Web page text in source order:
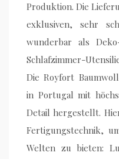
Produktion. Die
exklusiven, sehr
wunderbar als
Schlafzimmer-
Die Royfort
in Portugal mit
Detail hergestellt.
Fertigungstechnik,
Welten zu bieten: